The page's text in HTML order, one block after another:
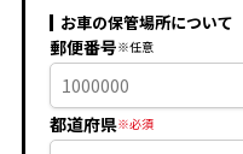
2.4 240i タイプS II AT
2.4 240i タイプS II
2.4 240i AT
2.4 240i 4WD AT
お車の保管場所について
郵便番号
都道府県